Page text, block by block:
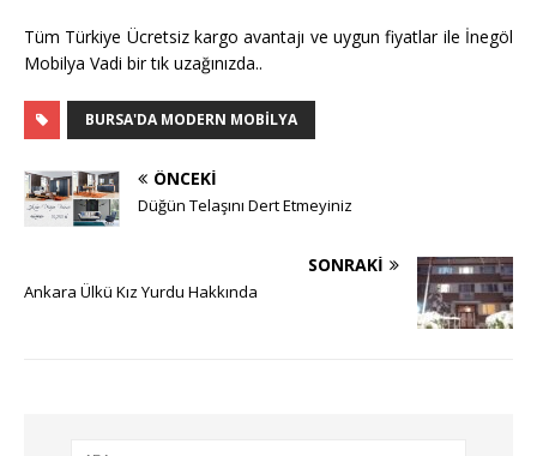
Tüm Türkiye Ücretsiz kargo avantajı ve uygun fiyatlar ile İnegöl
Mobilya Vadi bir tık uzağınızda..
BURSA'DA MODERN MOBILYA
ÖNCEKI
Düğün Telaşını Dert Etmeyiniz
SONRAKI
Ankara Ülkü Kız Yurdu Hakkında